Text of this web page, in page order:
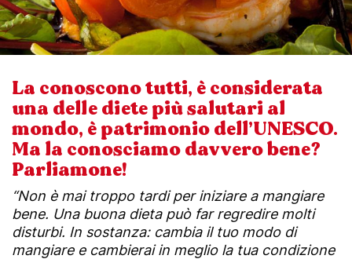
La conoscono tutti, è considerata
una delle diete più salutari al
mondo, è patrimonio dell’UNESCO.
Ma la conosciamo davvero bene?
Parliamone!
“Non è mai troppo tardi per iniziare a mangiare
bene. Una buona dieta può far regredire molti
disturbi. In sostanza: cambia il tuo modo di
mangiare e cambierai in meglio la tua condizione